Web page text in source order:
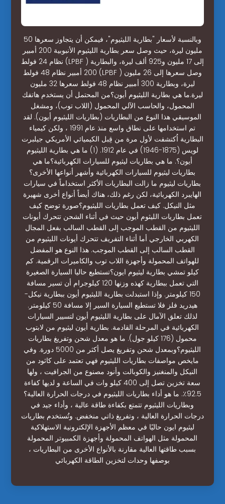
وبالنسبة لأسعار "بطارية الليثيوم"، فيمكن أن يتجاوز سعرها 50
مليون ليرة، حيث وصل سعر بطارية الليثيوم الأنبوبية 200 أمبير
نظام 24 فولط (LPBF ) إلى 17 مليون و925 ألف ليرة، والبطارية
200 أمبير نظام 48 فولط (LPBF ) وصل سعرها إلى 26 مليون
ليرة، وبطارية 300 أمبير نظام 48 فولط سعرها 32 مليون
ليرة.ما هي بطارية الليثيوم أيون؟من المحتمل أن يستخدم هاتفك
المحمول، والحاسب الآلي المحمول (اللاب توب)، ومشغل
الموسيقي هذا النوع من البطاريات (بطاريات الليثيوم أيون). لقد
تم استخدامها على نطاق واسع منذ عام 1991 ، ولكن كيمياء
البطارية اُكتشفت لأول مرة من قِبل الكيميائي الأمريكي جيلبرت
لويس (1875-1946) في عام 1912. (1) ما هي بطارية الليثيوم
أيون؟. ما هي بطاريات ليثيوم للسيارات الكهربائية؟ما هي
بطاريات ليثيوم للسيارات الكهربائية وأشهر أنواعها الأخرى؟
بطاريات ليثيوم ما زالت البطاريات الأكثر استخداماً في سيارات
الهايبرد الكهربائية، لكن رغم ذلك، هناك أيضاً أنواع أخرى شهيرة
مثل النيكل. كيف تعمل بطاريات الليثيوم؟صورة توضح كيف
تعمل بطاريات الليثوم أيون حيث في أثناء الشحن تتحرك أيونات
الليثيوم من القطب الموجب إلى القطب السالب بفعل المجال
الكهربي الخارجي أما أثناء التفريف تتحرك أيونات الليثيوم من
القطب السالب إلى القطب الموجب. هذا النوع هو المفضل
للهواتف المحمولة وأجهزة اللاب توب والكاميرات الرقمية. كم
كيلو تمشي بطارية ليثيوم ايون؟تستطيع حاليا السيارة الصغيرة
التي تعمل ببطارية كهذه وزنها 120 كيلوجرام أن تسير مسافة
150 كيلومتر. وإذا استبدلت بطارية الليثيوم أيون ببطارية نيكل-
هيدريد فلز فلا تستطيع السيارة السير إلا مسافة 50 كيلومتر.
لذلك تعلق الآمال على بطارية الليثيوم أيون لتسيير السيارات
الكهربائية في المرحلة القادمة. بطارية أيون ليثيوم من لابتوب
محمول (176 كيلو جول). ما هو معدل شحن وتفريغ بطاريات
الليثيوم؟وبمعدل شحن وتفريغ يصل أكثر من 5000 دورة. وفي
مايخص مواصفات بطاريات الليثيوم فهي تعتمد على كاثود من
النيكل والمنغنيز والكوبالت وأنود مصنوع من الجرافيت ، ولها
سعة تخزين تصل إلى 400 كيلو وات في الساعة و لديها كفاءة
92.5٪. ما هو أداء بطاريات الليثيوم في درجات الحرارة العالية؟
وبطاريات الليثيوم تتمتع بكفاءة طاقة عالية ، وأداء جيد في
درجات الحرارة العالية ، وتفريغ ذاتي منخفض. وتُستخدم بطاريات
ليثيوم ايون حاليًا في معظم الأجهزة الإلكترونية الاستهلاكية
المحمولة مثل الهواتف المحمولة وأجهزة الكمبيوتر المحمولة
بسبب طاقتها العالية مقارنة بالأنواع الأخرى من البطاريات ،
بوصفها وحدات لتخزين الطاقة الكهربائي